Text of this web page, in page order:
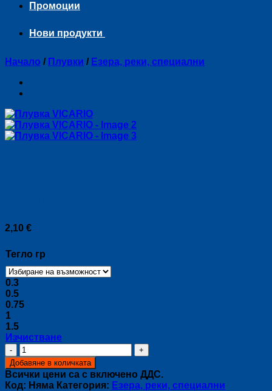
Промоции
Нови продукти
Начало / Плувки / Езера, реки, специални
2,10 €
Тегло гр
0.3
0.5
0.75
1
1.5
Изчистване
количество
за
Плувка
VICARIO
Добавяне в количката
Всички цени са с включено ДДС.
Код: Няма Категория: Езера, реки, специални